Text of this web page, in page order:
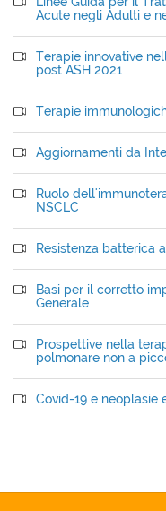
Acute negli Adulti e
Terapie innovative
post ASH 2021
Terapie
Aggiornamenti da
Ruolo
NSCLC
Resistenza batterica
Basi per il corretto
Generale
Prospettive nella
polmonare non a
Covid-19 e neoplasie